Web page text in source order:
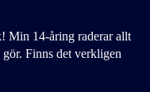
Min 14-åring raderar allt
Finns det verkligen